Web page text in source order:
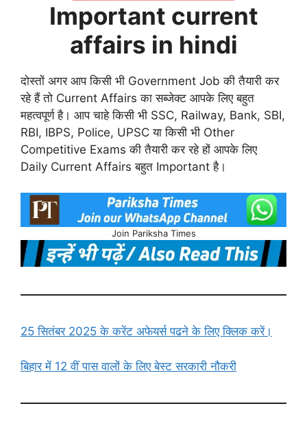
Important current
affairs in hindi
दोस्तों अगर आप किसी भी Government Job की तैयारी कर
रहे हैं तो Current Affairs का सब्जेक्ट आपके लिए बहुत
महत्वपूर्ण है। आप चाहे किसी भी SSC, Railway, Bank, SBI,
RBI, IBPS, Police, UPSC या किसी भी Other
Competitive Exams की तैयारी कर रहे हों आपके लिए
Daily Current Affairs बहुत Important है।
Join Pariksha Times
25 सितंबर 2025 के करेंट अफेयर्स पढने के लिए क्लिक करें।
बिहार में 12 वीं पास वालों के लिए बेस्ट सरकारी नौकरी